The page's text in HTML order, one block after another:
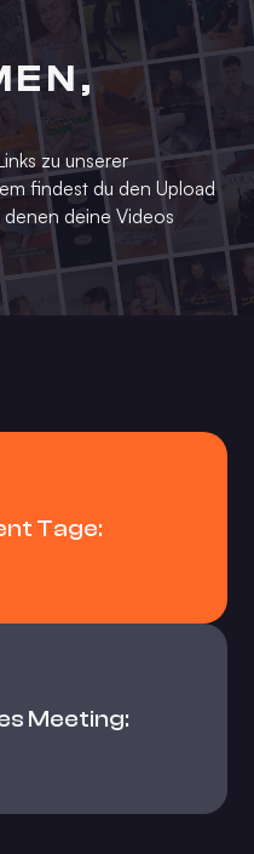
zu unserer
findest du den Upload
deine Videos
Tage:
Meeting: